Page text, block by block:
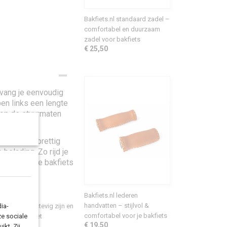
je eenvoudig
links een lengte
de stuurmaten
het stuur prettig
belading. Zo rijd je
je van je bakfiets
stevig zijn en
zeker en met
Bakfiets.nl standaard zadel –
comfortabel en duurzaam
zadel voor bakfiets
€ 25,50
Bakfiets.nl lederen
handvatten – stijlvol &
comfortabel voor je bakfiets
€ 19,50
sociale